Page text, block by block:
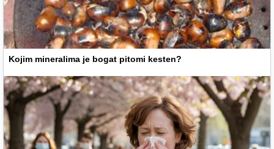
Kojim mineralima je bogat pitomi kesten?